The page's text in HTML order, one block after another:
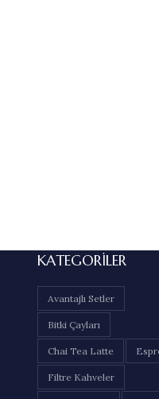
KATEGORILER
Avantajlı Setler
Bitki Çayları
Chai Tea Latte
Filtre Kahveler